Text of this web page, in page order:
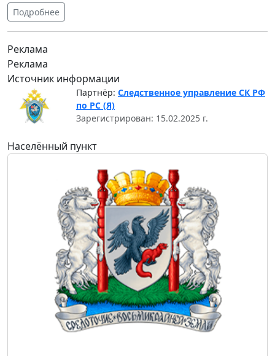
Подробнее
Реклама
Реклама
Источник информации
Партнёр: Следственное управление СК РФ
по РС (Я)
Зарегистрирован: 15.02.2025 г.
Населённый пункт